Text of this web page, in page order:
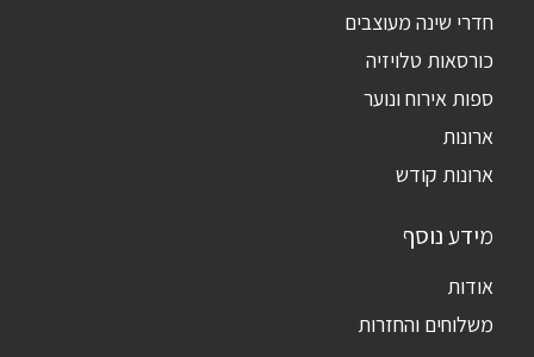
חדרי שינה מעוצבים
כורסאות טלויזיה
ספות אירוח ונוער
ארונות
ארונות קודש
מידע נוסף
אודות
משלוחים והחזרות